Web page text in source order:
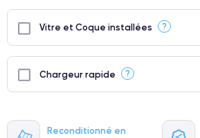
Reconditionné en
Vitre et Coque installées ?
Chargeur rapide ?